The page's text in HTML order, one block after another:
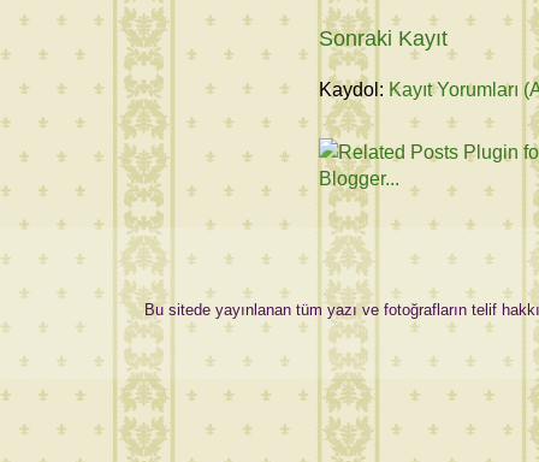
Sonraki Kayıt
Kaydol: Kayıt Yorumları
Bu sitede yayınlanan tüm yazı ve fotoğrafların telif